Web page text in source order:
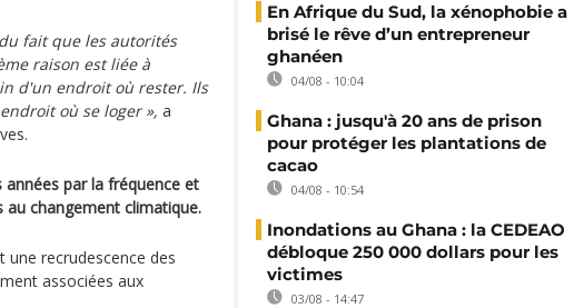
fait que les autorités
raison est liée à
d'un endroit où rester. Ils
où se loger », a
années par la fréquence et
changement climatique.
une recrudescence des
associées aux
En Afrique du Sud, la xénophobie a
brisé le rêve d’un entrepreneur
ghanéen
04/08 - 10:04
Ghana : jusqu'à 20 ans de prison
pour protéger les plantations de
cacao
04/08 - 10:54
Inondations au Ghana : la CEDEAO
débloque 250 000 dollars pour les
victimes
03/08 - 14:47